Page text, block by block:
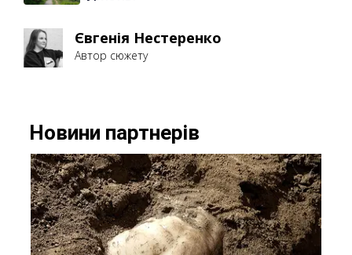
Євгенія Нестеренко
Автор сюжету